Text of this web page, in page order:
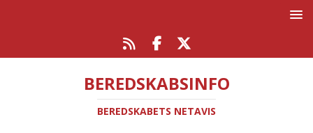
BEREDSKABSINFO
BEREDSKABETS NETAVIS